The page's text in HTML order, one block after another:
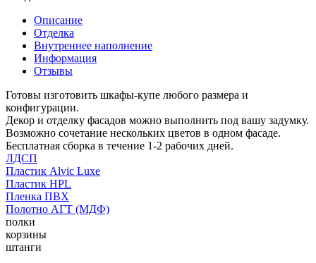
Описание
Отделка
Внутреннее наполнение
Информация
Отзывы
Готовы изготовить шкафы-купе любого размера и
конфигурации.
Декор и отделку фасадов можно выполнить под вашу задумку.
Возможно сочетание нескольких цветов в одном фасаде.
Бесплатная сборка в течение 1-2 рабочих дней.
ЛДСП
Пластик Alvic Luxe
Пластик HPL
Пленка ПВХ
Полотно АГТ (МДФ)
полки
корзины
штанги